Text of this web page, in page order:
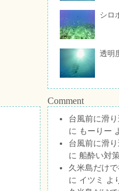
シロ
透明
Comment
台風前に滑
に もーりー
台風前に滑
に 船酔い対
久米島だけ
に イツミ
よ